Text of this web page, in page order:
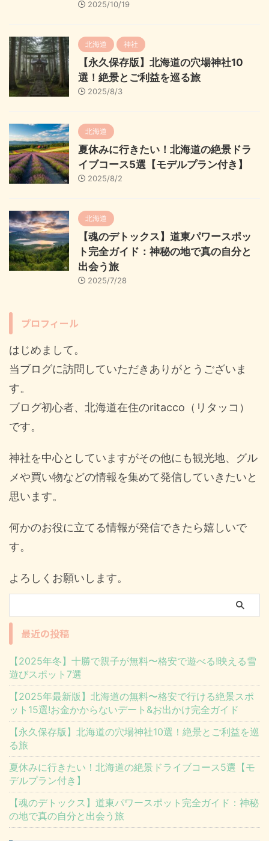
2025/10/19
北海道 神社
【永久保存版】北海道の穴場神社10
選！絶景とご利益を巡る旅
2025/8/3
北海道
夏休みに行きたい！北海道の絶景ドラ
イブコース5選【モデルプラン付き】
2025/8/2
北海道
【魂のデトックス】道東パワースポッ
ト完全ガイド：神秘の地で真の自分と
出会う旅
2025/7/28
プロフィール
はじめまして。
当ブログに訪問していただきありがとうございま
す。
ブログ初心者、北海道在住のritacco（リタッコ）
です。
神社を中心としていますがその他にも観光地、グル
メや買い物などの情報を集めて発信していきたいと
思います。
何かのお役に立てる情報が発信できたら嬉しいで
す。
よろしくお願いします。
最近の投稿
【2025年冬】十勝で親子が無料〜格安で遊べる!映える雪
遊びスポット7選
【2025年最新版】北海道の無料〜格安で行ける絶景スポ
ット15選!お金かからないデート&お出かけ完全ガイド
【永久保存版】北海道の穴場神社10選！絶景とご利益を巡
る旅
夏休みに行きたい！北海道の絶景ドライブコース5選【モ
デルプラン付き】
【魂のデトックス】道東パワースポット完全ガイド：神秘
の地で真の自分と出会う旅